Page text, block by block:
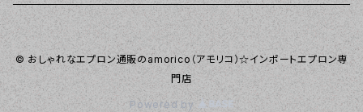
I love Aprons（アラブエプロンズ）
Flirty Aprons（フラーティーエプロンズ）
Sugar baby aprons（シュガーベイビー）
Tarantinalovers（タランティーナ ラバーズ）
© おしゃれなエプロン通販のamorico（アモリコ）☆インポートエプロン専
門店
Powered by